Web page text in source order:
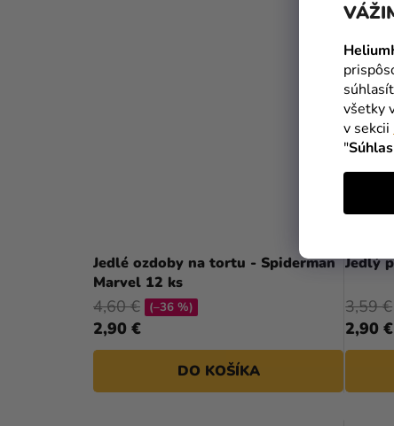
všetky
v sekcii
"
Jedlé ozdoby na tortu - Spiderman
Marvel 12 ks
2,90 €
4,60 € (–36 %)
DO KOŠÍKA
Jedlý
2,90 €
3,59 €